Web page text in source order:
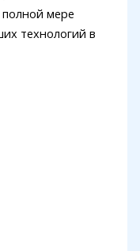
мере
технологий в